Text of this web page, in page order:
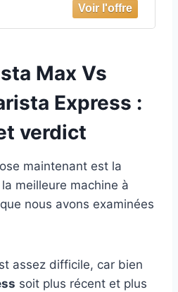
Max Vs
Express :
verdict
maintenant est la
meilleure machine à
nous avons examinées
assez difficile, car bien
soit plus récent et plus